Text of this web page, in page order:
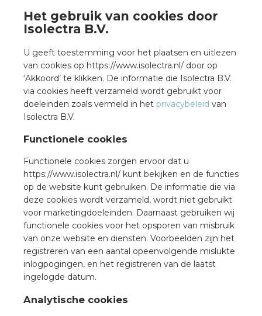
Het gebruik van cookies door
Isolectra B.V.
U geeft toestemming voor het plaatsen en uitlezen
van cookies op https://www.isolectra.nl/ door op
‘Akkoord’ te klikken. De informatie die Isolectra B.V.
via cookies heeft verzameld wordt gebruikt voor
doeleinden zoals vermeld in het privacybeleid van
Isolectra B.V.
Functionele cookies
Functionele cookies zorgen ervoor dat u
https://www.isolectra.nl/ kunt bekijken en de functies
op de website kunt gebruiken. De informatie die via
deze cookies wordt verzameld, wordt niet gebruikt
voor marketingdoeleinden. Daarnaast gebruiken wij
functionele cookies voor het opsporen van misbruik
van onze website en diensten. Voorbeelden zijn het
registreren van een aantal opeenvolgende mislukte
inlogpogingen, en het registreren van de laatst
ingelogde datum.
Analytische cookies
installeren in de tuinbouw
stekerbare vlakkabel
GST®
RST®
Academy